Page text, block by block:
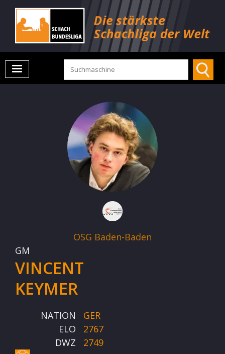
OSG Baden-Baden
GM
VINCENT
KEYMER
NATION
GER
ELO
2767
DWZ
2749